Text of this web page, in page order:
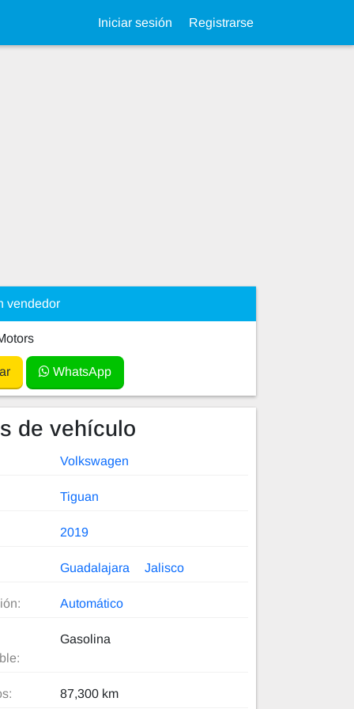
Iniciar sesión Registrarse
vendedor
WhatsApp
de vehículo
Volkswagen
Tiguan
2019
Guadalajara Jalisco
Automático
Gasolina
87,300 km